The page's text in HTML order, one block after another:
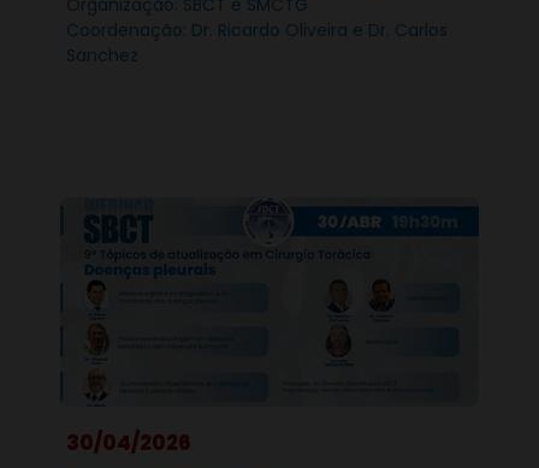
Organização: SBCT e SMCTG
Coordenação: Dr. Ricardo Oliveira e Dr. Carlos
Sanchez
30/04/2026